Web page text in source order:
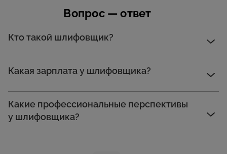
Вопрос — ответ
Кто такой шлифовщик?
Какая зарплата у шлифовщика?
Какие профессиональные перспективы
у шлифовщика?